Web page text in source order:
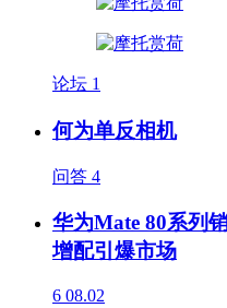
论坛 1
何为单反相机
问答 4
华为Mate 80系列
增配引爆市场
6 08.02